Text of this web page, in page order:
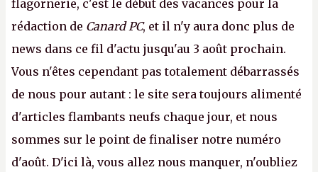
flagornerie, c'est le début des vacances pour la
rédaction de Canard PC, et il n'y aura donc plus de
news dans ce fil d'actu jusqu'au 3 août prochain.
Vous n'êtes cependant pas totalement débarrassés
de nous pour autant : le site sera toujours alimenté
d'articles flambants neufs chaque jour, et nous
sommes sur le point de finaliser notre numéro
d'août. D'ici là, vous allez nous manquer, n'oubliez